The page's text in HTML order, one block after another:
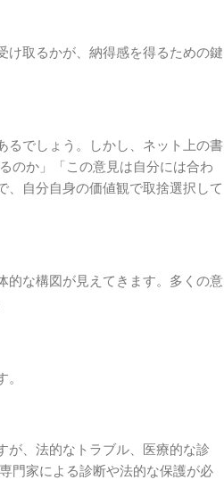
け取るかが、納得感を得るための鍵
るでしょう。しかし、ネット上の書
のか」「この意見は自分には合わ
、自分自身の価値観で取捨選択して
的な構図が見えてきます。多くの意
が、法的なトラブル、医療的な診
門家による診断や法的な保護が必